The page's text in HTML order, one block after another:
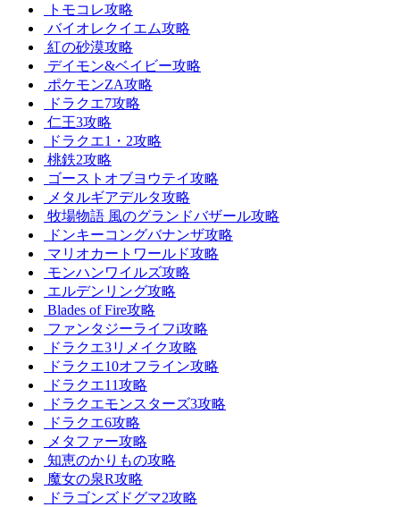
トモコレ攻略
バイオレクイエム攻略
紅の砂漠攻略
デイモン&ベイビー攻略
ポケモンZA攻略
ドラクエ7攻略
仁王3攻略
ドラクエ1・2攻略
桃鉄2攻略
ゴーストオブヨウテイ攻略
メタルギアデルタ攻略
牧場物語 風のグランドバザール攻略
ドンキーコングバナンザ攻略
マリオカートワールド攻略
モンハンワイルズ攻略
エルデンリング攻略
Blades of Fire攻略
ファンタジーライフi攻略
ドラクエ3リメイク攻略
ドラクエ10オフライン攻略
ドラクエ11攻略
ドラクエモンスターズ3攻略
ドラクエ6攻略
メタファー攻略
知恵のかりもの攻略
魔女の泉R攻略
ドラゴンズドグマ2攻略